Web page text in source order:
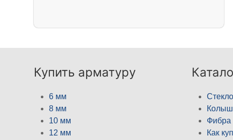
Купить арматуру
6 мм
8 мм
10 мм
12 мм
Фибра
Как